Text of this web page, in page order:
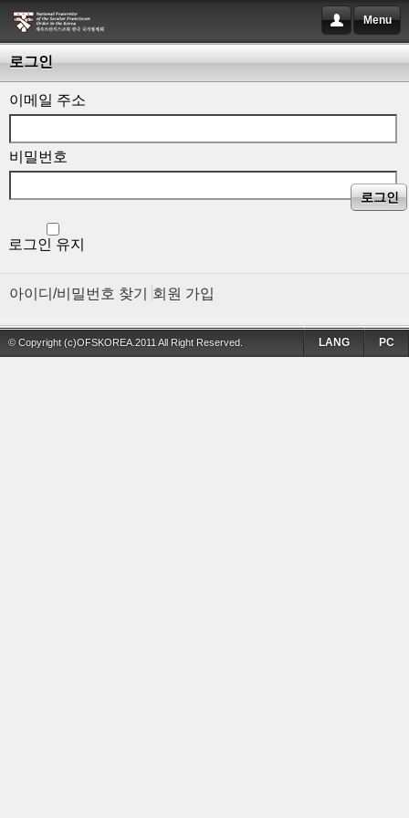
Menu
로그인
이메일 주소
비밀번호
로그인 유지
로그인
아이디/비밀번호 찾기 회원 가입
© Copyright (c)OFSKOREA.2011 All Right Reserved. PC
LANG